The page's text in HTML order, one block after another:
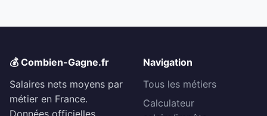
💰 Combien-Gagne.fr
Salaires nets moyens par
métier en France.
Navigation
Tous les métiers
Calculateur